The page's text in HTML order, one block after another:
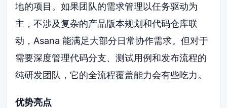
地的项目。如果团队的需求管理以任务驱动为
主，不涉及复杂的产品版本规划和代码仓库联
动，Asana 能满足大部分日常协作需求。但对于
需要深度管理代码分支、测试用例和发布流程的
纯研发团队，它的全流程覆盖能力会有些吃力。
优势亮点